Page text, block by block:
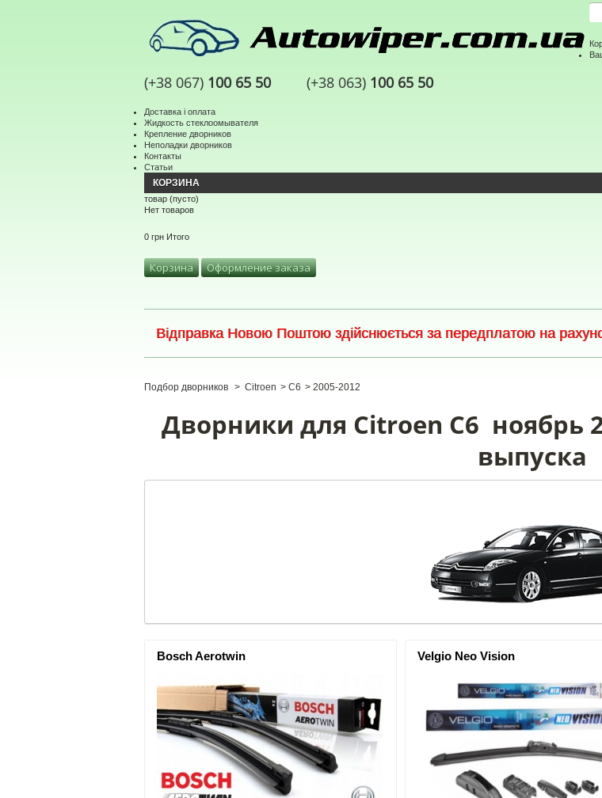
(+38 067) 100 65 50 (+38 063) 100 65 50
Доставка і оплата
Жидкость стеклоомывателя
Крепление дворников
Неполадки дворников
Контакты
Статьи
КОРЗИНА
товар (пусто)
Нет товаров
0 грн Итого
Корзина Оформление заказа
Відправка Новою Поштою здійснюється за передплатою на
Подбор дворников > Citroen > C6 > 2005-2012
Дворники для Citroen C6 ноябрь
выпуска
Bosch Aerotwin Velgio Neo Vision